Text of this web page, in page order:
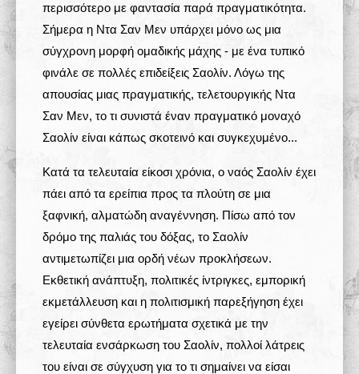
περισσότερο με φαντασία παρά πραγματικότητα.
Σήμερα η Ντα Σαν Μεν υπάρχει μόνο ως μια
σύγχρονη μορφή ομαδικής μάχης - με ένα τυπικό
φινάλε σε πολλές επιδείξεις Σαολίν. Λόγω της
απουσίας μιας πραγματικής, τελετουργικής Ντα
Σαν Μεν, το τι συνιστά έναν πραγματικό μοναχό
Σαολίν είναι κάπως σκοτεινό και συγκεχυμένο...
Κατά τα τελευταία είκοσι χρόνια, ο ναός Σαολίν έχει
πάει από τα ερείπια προς τα πλούτη σε μια
ξαφνική, αλματώδη αναγέννηση. Πίσω από τον
δρόμο της παλιάς του δόξας, το Σαολίν
αντιμετωπίζει μια ορδή νέων προκλήσεων.
Εκθετική ανάπτυξη, πολιτικές ίντριγκες, εμπορική
εκμετάλλευση και η πολιτισμική παρεξήγηση έχει
εγείρει σύνθετα ερωτήματα σχετικά με την
τελευταία ενσάρκωση του Σαολίν, πολλοί λάτρεις
του είναι σε σύγχυση για το τι σημαίνει να είσαι